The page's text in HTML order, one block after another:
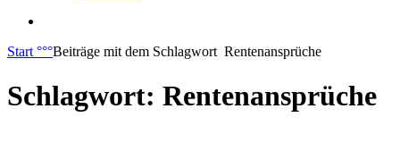
Start °°°Beiträge mit dem Schlagwort Rentenansprüche
Schlagwort: Rentenansprüche